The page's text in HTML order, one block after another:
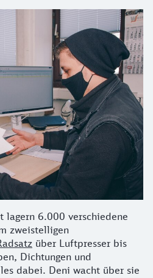
6.000 verschiedene
zweistelligen
über Luftpresser bis
Dichtungen und
dabei. Deni wacht über sie